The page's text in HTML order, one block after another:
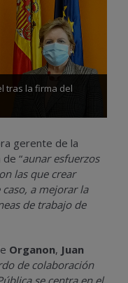
tras la firma del
gerente de la
“aunar esfuerzos
las que crear
a mejorar la
de trabajo de
Organon, Juan
de colaboración
se centra en el